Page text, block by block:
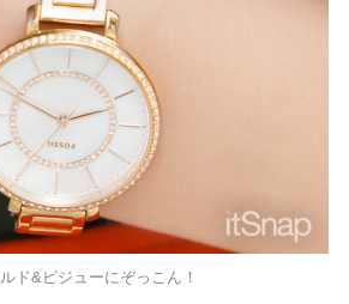
ド&ビジューにぞっこん！